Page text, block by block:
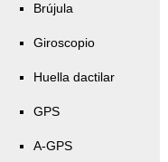
Brújula
Giroscopio
Huella dactilar
GPS
A-GPS